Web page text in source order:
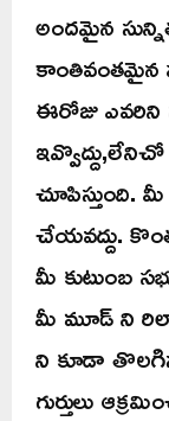
అందమైన
కాంతివంతమైన
ఈరోజు ఎవరిని
చూపిస్తుంది.
చేయవద్దు.
మీ కుటుంబ
మీ మూడ్ ని
ని కూడా
గుర్తులు